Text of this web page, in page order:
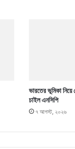
ভারতের ভূমিকা নিয়ে
চাইল এনসিপি
৭ আগস্ট, ২০২৬